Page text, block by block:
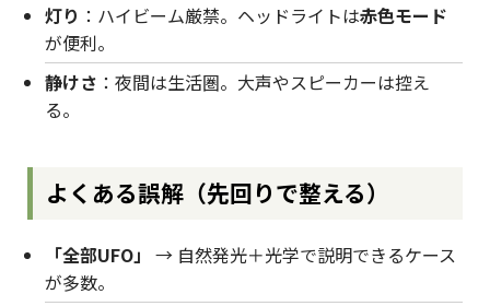
灯り ：ハイビーム厳禁。ヘッドライトは赤色モード
が便利。
静けさ ：夜間は生活圏。大声やスピーカーは控え
る。
よくある誤解（先回りで整える）
「全部UFO」 → 自然発光＋光学で説明できるケース
が多数。